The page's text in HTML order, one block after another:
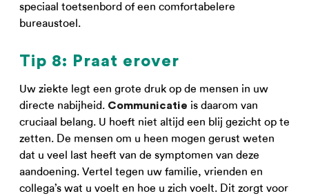
speciaal toetsenbord of een comfortabelere
bureaustoel.
Tip 8: Praat erover
Uw ziekte legt een grote druk op de mensen in uw
directe nabijheid. Communicatie is daarom van
cruciaal belang. U hoeft niet altijd een blij gezicht op te
zetten. De mensen om u heen mogen gerust weten
dat u veel last heeft van de symptomen van deze
aandoening. Vertel tegen uw familie, vrienden en
collega’s wat u voelt en hoe u zich voelt. Dit zorgt voor